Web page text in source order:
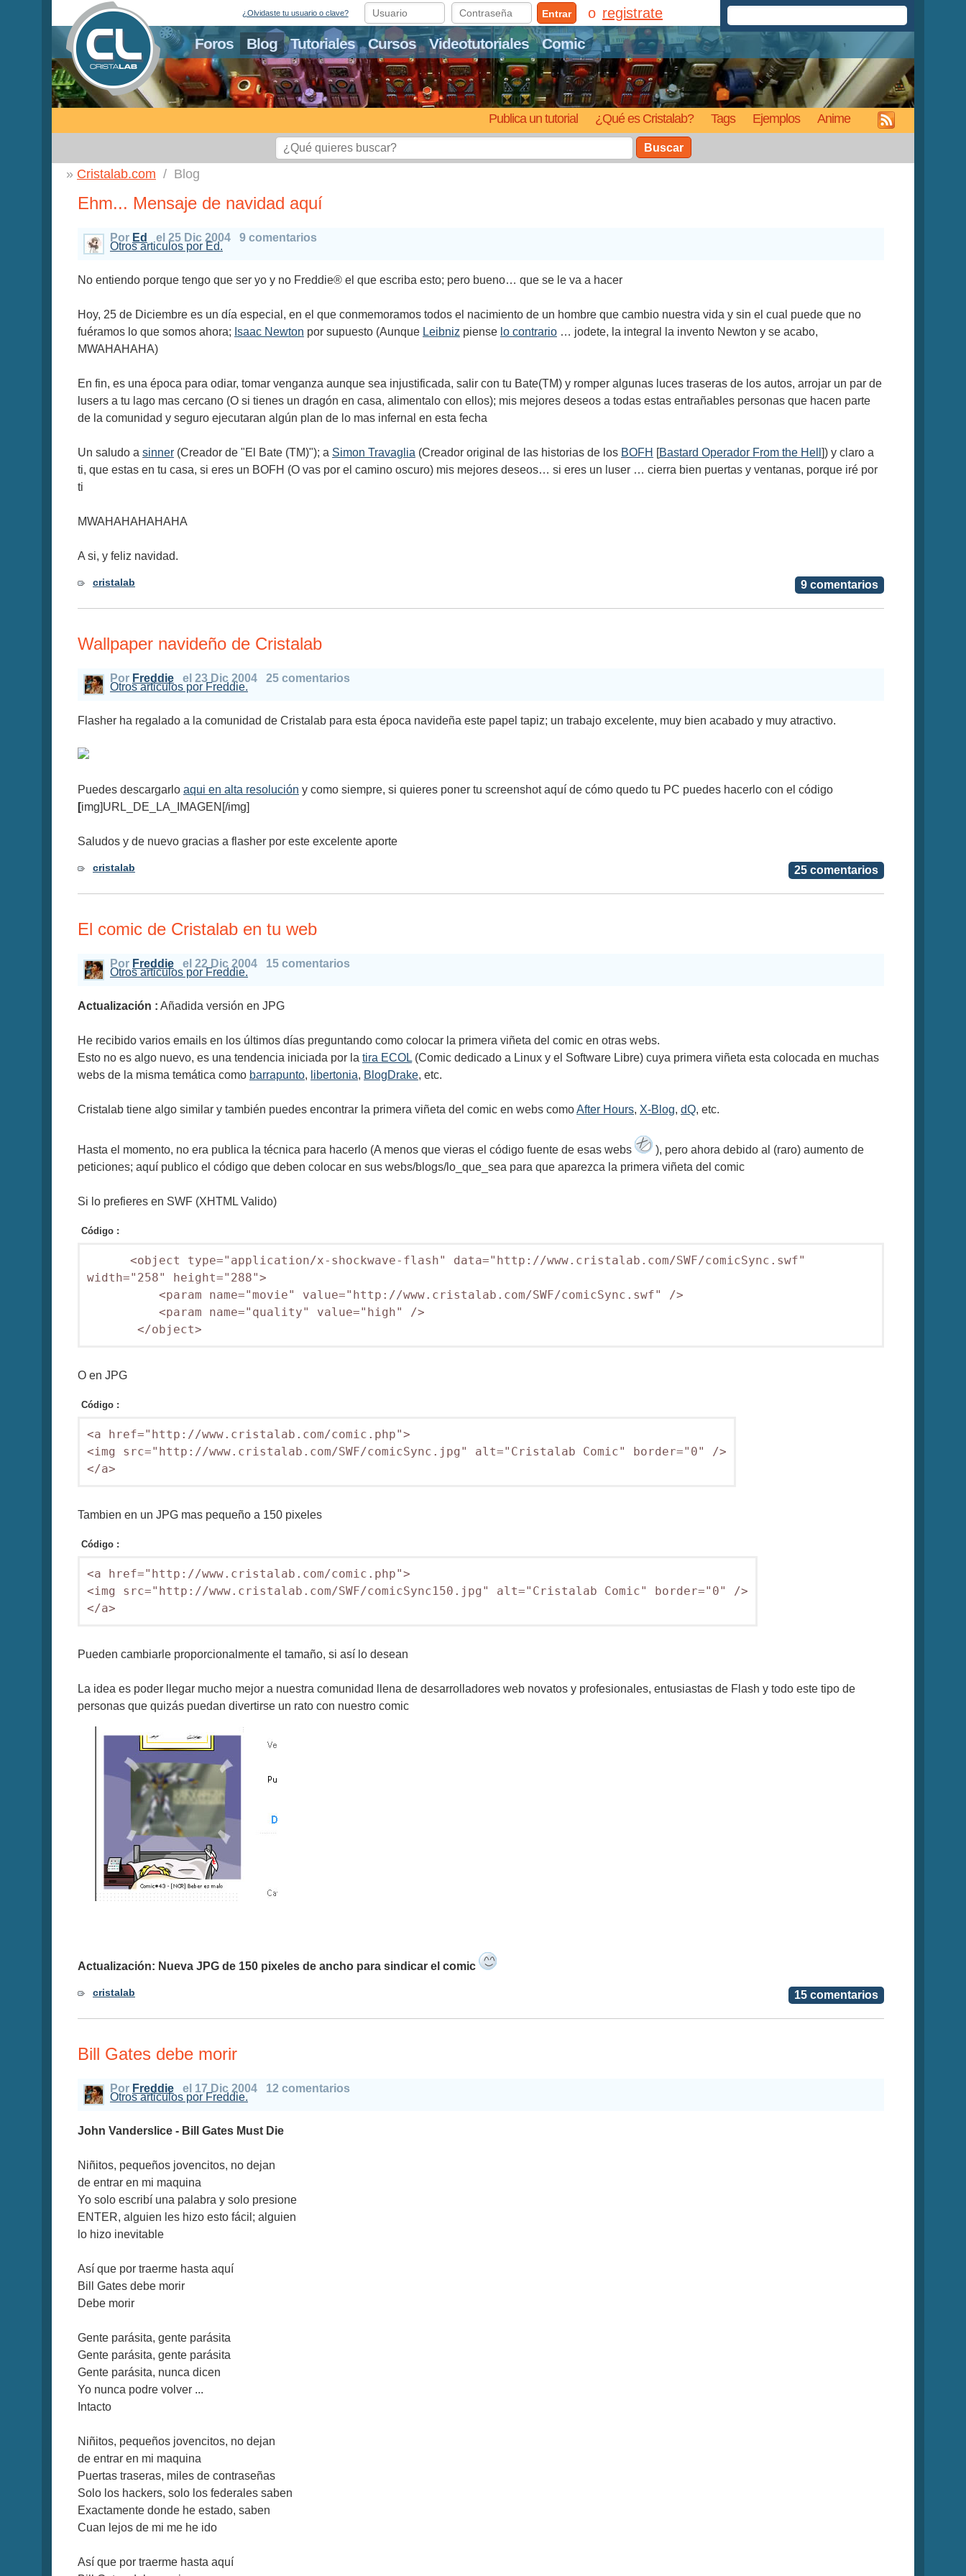
Foros Blog Tutoriales Cursos Videotutoriales Comic
Publica un tutorial ¿Qué es Cristalab? Tags Ejemplos Anime
¿Olvidaste tu usuario o clave? Entrar registrate
Buscar
Cristalab.com Blog
Ehm... Mensaje de navidad aquí
Por Ed el 25 Dic 2004 9 comentarios
Otros articulos por Ed.
No entiendo porque tengo que ser yo y no Freddie® el que escriba esto; pero bueno… que se le va a hacer
Hoy, 25 de Diciembre es un día especial, en el que conmemoramos todos el nacimiento de un hombre que cambio nuestra vida y sin el cual puede que no
fuéramos lo que somos ahora; Isaac Newton por supuesto (Aunque Leibniz piense lo contrario … jodete, la integral la invento Newton y se acabo,
MWAHAHAHA)
En fin, es una época para odiar, tomar venganza aunque sea injustificada, salir con tu Bate(TM) y romper algunas luces traseras de los autos, arrojar un par de
lusers a tu lago mas cercano (O si tienes un dragón en casa, alimentalo con ellos); mis mejores deseos a todas estas entrañables personas que hacen parte
de la comunidad y seguro ejecutaran algún plan de lo mas infernal en esta fecha
Un saludo a sinner (Creador de "El Bate (TM)"); a Simon Travaglia (Creador original de las historias de los BOFH [Bastard Operador From the Hell ]) y claro a
ti, que estas en tu casa, si eres un BOFH (O vas por el camino oscuro) mis mejores deseos… si eres un luser … cierra bien puertas y ventanas, porque iré por
ti
MWAHAHAHAHAHA
A si, y feliz navidad.
9 comentarios
cristalab
Wallpaper navideño de Cristalab
Por Freddie el 23 Dic 2004 25 comentarios
Otros articulos por Freddie.
Flasher ha regalado a la comunidad de Cristalab para esta época navideña este papel tapiz; un trabajo excelente, muy bien acabado y muy atractivo.
Puedes descargarlo aqui en alta resolución y como siempre, si quieres poner tu screenshot aquí de cómo quedo tu PC puedes hacerlo con el código
[img]URL_DE_LA_IMAGEN[/img]
Saludos y de nuevo gracias a flasher por este excelente aporte
25 comentarios
cristalab
El comic de Cristalab en tu web
Por Freddie el 22 Dic 2004 15 comentarios
Otros articulos por Freddie.
Actualización : Añadida versión en JPG
He recibido varios emails en los últimos días preguntando como colocar la primera viñeta del comic en otras webs.
Esto no es algo nuevo, es una tendencia iniciada por la tira ECOL (Comic dedicado a Linux y el Software Libre) cuya primera viñeta esta colocada en muchas
webs de la misma temática como barrapunto, libertonia, BlogDrake, etc.
Cristalab tiene algo similar y también puedes encontrar la primera viñeta del comic en webs comoAfter Hours, X-Blog, dQ, etc.
Hasta el momento, no era publica la técnica para hacerlo (A menos que vieras el código fuente de esas webs
), pero ahora debido al (raro) aumento de
peticiones; aquí publico el código que deben colocar en sus webs/blogs/lo_que_sea para que aparezca la primera viñeta del comic
Si lo prefieres en SWF (XHTML Valido)
Código :
<object type="application/x-shockwave-flash" data="http://www.cristalab.com/SWF/comicSync.swf"
width="258" height="288">
<param name="movie" value="http://www.cristalab.com/SWF/comicSync.swf" />
<param name="quality" value="high" />
</object>
O en JPG
Código :
<a href="http://www.cristalab.com/comic.php">
<img src="http://www.cristalab.com/SWF/comicSync.jpg" alt="Cristalab Comic" border="0" />
</a>
Tambien en un JPG mas pequeño a 150 pixeles
Código :
<a href="http://www.cristalab.com/comic.php">
<img src="http://www.cristalab.com/SWF/comicSync150.jpg" alt="Cristalab Comic" border="0" />
</a>
Pueden cambiarle proporcionalmente el tamaño, si así lo desean
La idea es poder llegar mucho mejor a nuestra comunidad llena de desarrolladores web novatos y profesionales, entusiastas de Flash y todo este tipo de
personas que quizás puedan divertirse un rato con nuestro comic
Actualización: Nueva JPG de 150 pixeles de ancho para sindicar el comic
15 comentarios
cristalab
Bill Gates debe morir
Por Freddie el 17 Dic 2004 12 comentarios
Otros articulos por Freddie.
John Vanderslice - Bill Gates Must Die
Niñitos, pequeños jovencitos, no dejan
de entrar en mi maquina
Yo solo escribí una palabra y solo presione
ENTER, alguien les hizo esto fácil; alguien
lo hizo inevitable
Así que por traerme hasta aquí
Bill Gates debe morir
Debe morir
Gente parásita, gente parásita
Gente parásita, gente parásita
Gente parásita, nunca dicen
Yo nunca podre volver ...
Intacto
Niñitos, pequeños jovencitos, no dejan
de entrar en mi maquina
Puertas traseras, miles de contraseñas
Solo los hackers, solo los federales saben
Exactamente donde he estado, saben
Cuan lejos de mi me he ido
Así que por traerme hasta aquí